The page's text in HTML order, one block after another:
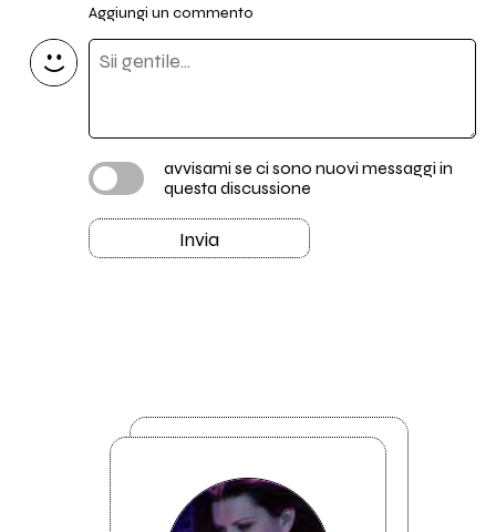
Aggiungi un commento
avvisami se ci sono nuovi messaggi in
questa discussione
Invia